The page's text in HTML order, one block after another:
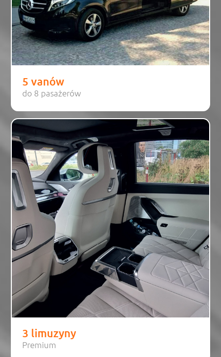
5 vanów
do 8 pasażerów
3 limuzyny
Premium